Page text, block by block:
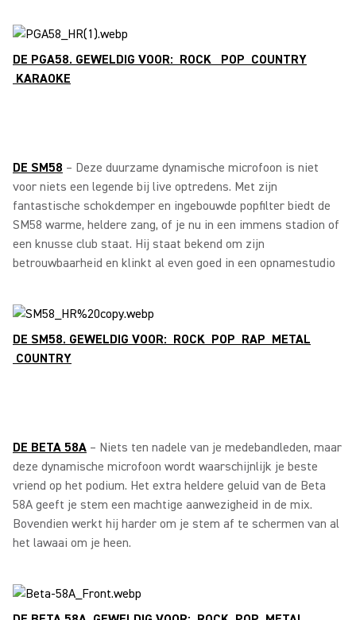
DE PGA58. GEWELDIG VOOR: ROCK POP COUNTRY
KARAOKE
DE SM58 – Deze duurzame dynamische microfoon is niet
voor niets een legende bij live optredens. Met zijn
fantastische schokdemper en ingebouwde popfilter biedt de
SM58 warme, heldere zang, of je nu in een immens stadion of
een knusse club staat. Hij staat bekend om zijn
betrouwbaarheid en klinkt al even goed in een opnamestudio
DE SM58. GEWELDIG VOOR: ROCK POP RAP METAL
COUNTRY
DE BETA 58A – Niets ten nadele van je medebandleden, maar
deze dynamische microfoon wordt waarschijnlijk je beste
vriend op het podium. Het extra heldere geluid van de Beta
58A geeft je stem een machtige aanwezigheid in de mix.
Bovendien werkt hij harder om je stem af te schermen van al
het lawaai om je heen.